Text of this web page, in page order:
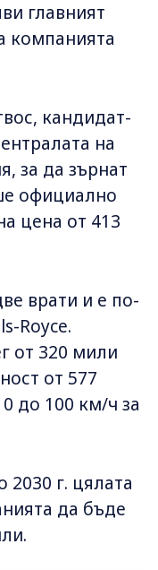
главният
компанията
кандидат-
на
за да зърнат
официално
цена от 413
врати и е по-
Royce.
от 320 мили
от 577
до 100 км/ч за
2030 г. цялата
да бъде